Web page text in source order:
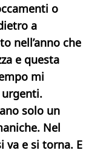
o
a
nell’anno che
e questa
mi
urgenti.
solo un
Nel
va e si torna. E